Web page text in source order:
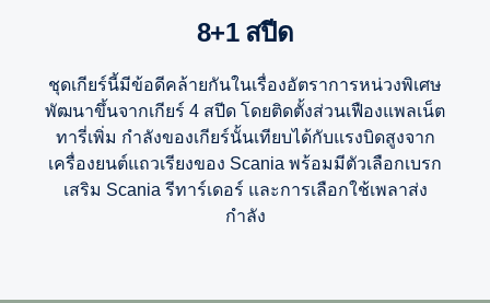
8+1 สปีด
ชุดเกียร์นี้มีข้อดีคล้ายกันในเรื่องอัตราการหน่วงพิเศษ
พัฒนาขึ้นจากเกียร์ 4 สปีด โดยติดตั้งส่วนเฟืองแพลเน็ต
ทารี่เพิ่ม กำลังของเกียร์นั้นเทียบได้กับแรงบิดสูงจาก
เครื่องยนต์แถวเรียงของ Scania พร้อมมีตัวเลือกเบรก
เสริม Scania รีทาร์เดอร์ และการเลือกใช้เพลาส่ง
กำลัง